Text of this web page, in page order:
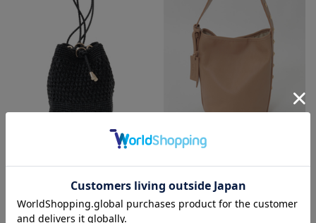
ショルダーバッグ
30% OFF
¥22,330
SALE
Liesse
ハンドバッグ
¥31,900 40% OFF
¥19,140